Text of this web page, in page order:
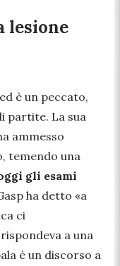
lesione
è un peccato,
partite. La sua
ammesso
temendo una
gli esami
ha detto «a
ci
rispondeva a una
è un discorso a